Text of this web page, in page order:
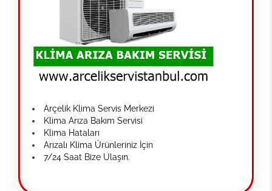
Arçelik Klima Servis Merkezi
Klima Arıza Bakım Servisi
Klima Hataları
Arızalı Klima Ürünleriniz İçin
7/24 Saat Bize Ulaşın.